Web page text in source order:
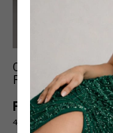
Casaco Sobretudo
Removível
R$489,90
4 deR$122,48 sem juros